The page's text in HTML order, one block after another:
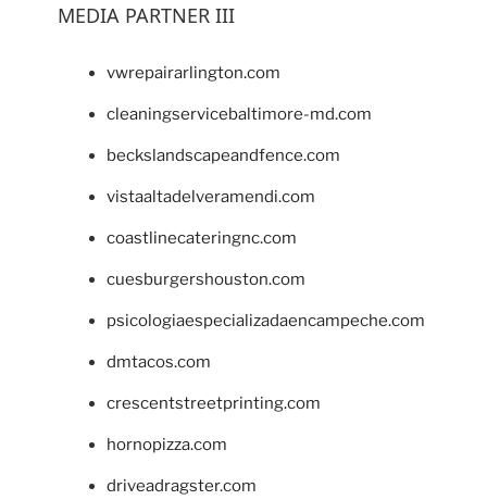
MEDIA PARTNER III
vwrepairarlington.com
cleaningservicebaltimore-md.com
beckslandscapeandfence.com
vistaaltadelveramendi.com
coastlinecateringnc.com
cuesburgershouston.com
psicologiaespecializadaencampeche.com
dmtacos.com
crescentstreetprinting.com
hornopizza.com
driveadragster.com